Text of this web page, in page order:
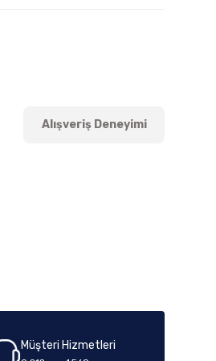
Alışveriş Deneyimi
Müşteri Hizmetleri